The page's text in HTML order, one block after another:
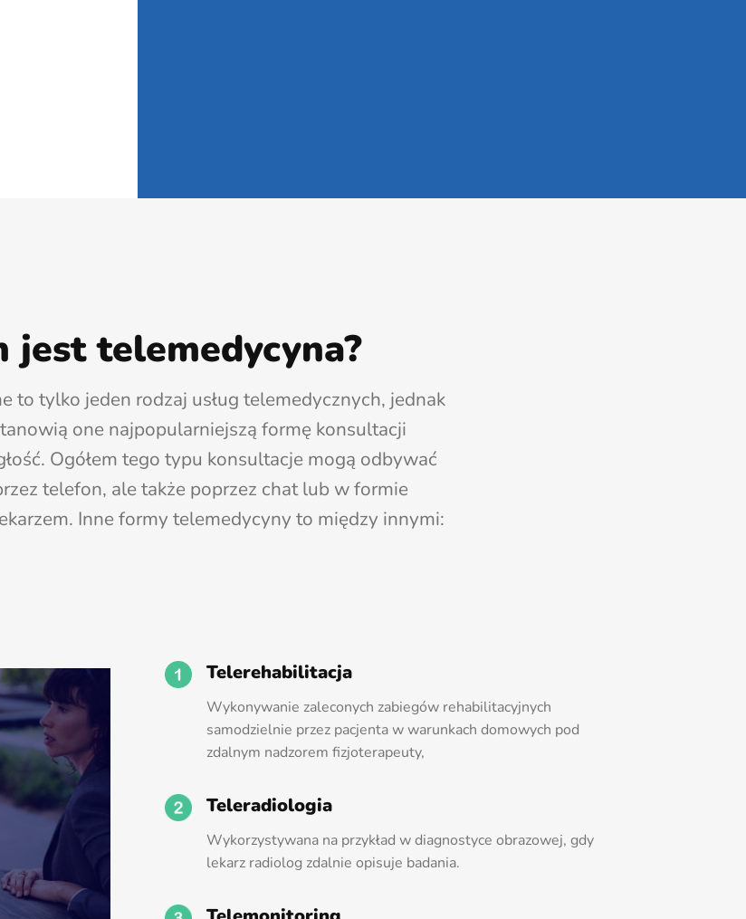
jest telemedycyna?
to tylko jeden rodzaj usług telemedycznych, jednak
one najpopularniejszą formę konsultacji
Ogółem tego typu konsultacje mogą odbywać
telefon, ale także poprzez chat lub w formie
Inne formy telemedycyny to między innymi:
Telerehabilitacja
Wykonywanie zaleconych zabiegów rehabilitacyjnych
samodzielnie przez pacjenta w warunkach domowych pod
zdalnym nadzorem fizjoterapeuty,
Teleradiologia
Wykorzystywana na przykład w diagnostyce obrazowej, gdy
lekarz radiolog zdalnie opisuje badania.